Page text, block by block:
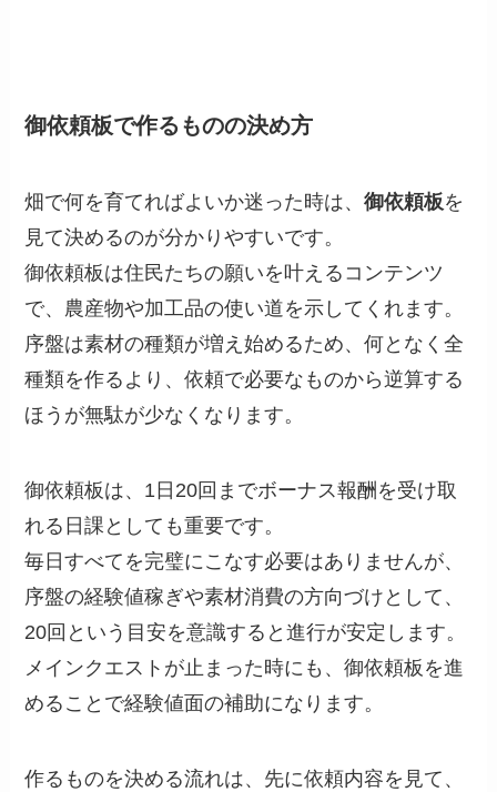
御依頼板で作るものの決め方
畑で何を育てればよいか迷った時は、御依頼板を
見て決めるのが分かりやすいです。
御依頼板は住民たちの願いを叶えるコンテンツ
で、農産物や加工品の使い道を示してくれます。
序盤は素材の種類が増え始めるため、何となく全
種類を作るより、依頼で必要なものから逆算する
ほうが無駄が少なくなります。
御依頼板は、1日20回までボーナス報酬を受け取
れる日課としても重要です。
毎日すべてを完璧にこなす必要はありませんが、
序盤の経験値稼ぎや素材消費の方向づけとして、
20回という目安を意識すると進行が安定します。
メインクエストが止まった時にも、御依頼板を進
めることで経験値面の補助になります。
作るものを決める流れは、先に依頼内容を見て、